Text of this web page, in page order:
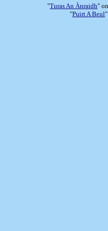
"Turas An Ànraidh"
"Puirt A Beul